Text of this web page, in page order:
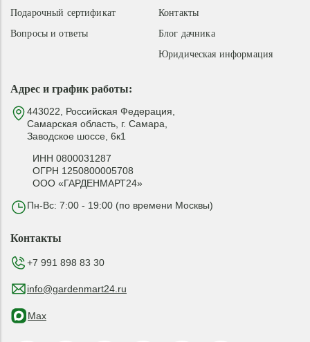
Адрес и график работы:
443022, Российская Федерация,
Самарская область, г. Самара,
Заводское шоссе, 6к1
ИНН 0800031287
ОГРН 1250800005708
ООО «ГАРДЕНМАРТ24»
Пн-Вс: 7:00 - 19:00 (по времени Москвы)
Контакты
Блог дачника
Юридическая информация
Подарочный сертификат
Вопросы и ответы
Контакты
+7 991 898 83 30
info@gardenmart24.ru
Max